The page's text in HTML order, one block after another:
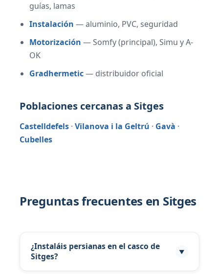
guías, lamas
Instalación — aluminio, PVC, seguridad
Motorización — Somfy (principal), Simu y A-
OK
Gradhermetic— distribuidor oficial
Poblaciones cercanas a Sitges
Castelldefels · Vilanova i la Geltrú · Gavà ·
Cubelles
Preguntas frecuentes en Sitges
¿Instaláis persianas en el casco de
Sitges?
▼